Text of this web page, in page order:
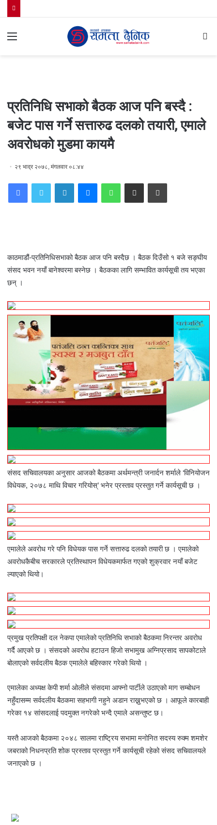
प्रतिनिधि सभाको बैठक आज पनि बस्दै :
बजेट पास गर्ने सत्तारुढ दलको तयारी, एमाले
अवरोधको मुडमा कायमै
२९ भाद्र २०७८, मंगलवार ०८:४४
काठमाडौं-प्रतिनिधिसभाको बैठक आज पनि बस्दैछ । बैठक दिउँसो १ बजे सङ्घीय
संसद भवन नयाँ बानेश्वरमा बस्नेछ । बैठकका लागि सम्भावित कार्यसूची तय भएका
छन् ।
संसद सचिवालयका अनुसार आजको बैठकमा अर्थमन्त्री जनार्दन शर्माले ‘विनियोजन
विधेयक, २०७८ माथि विचार गरियोस्’ भनेर प्रस्ताव प्रस्तुत गर्ने कार्यसूची छ ।
एमालेले अवरोध गरे पनि विधेयक पास गर्ने सत्तारुढ दलको तयारी छ । एमालेको
अवरोधकैबीच सरकारले प्रतिस्थापन विधेयकमार्फत गएको शुक्रवार नयाँ बजेट
ल्याएको थियो।
प्रमुख प्रतिपक्षी दल नेकपा एमालेको प्रतिनिधि सभाको बैठकमा निरन्तर अवरोध
गर्दै आएको छ । संसदको अवरोध हटाउन हिजो सभामुख अग्निप्रसाद सापकोटाले
बोलाएको सर्वदलीय बैठक एमालेले बहिस्कार गरेको थियो ।
एमालेका अध्यक्ष केपी शर्मा ओलीले संसदमा आफ्नो पार्टीले उठाएको माग सम्बोधन
नहुँदासम्म सर्वदलीय बैठकमा सहभागी नहुने अडान राख्नुभएको छ । आफूले कारबाही
गरेका १४ सांसदलाई पदमुक्त नगरेको भन्दै एमाले असन्तुष्ट छ।
यस्तै आजको बैठकमा २०४८ सालमा राष्ट्रिय सभामा मनोनित सदस्य रुक्म शमशेर
जबराको निधनप्रति शोक प्रस्ताव प्रस्तुत गर्ने कार्यसूची रहेको संसद सचिवालयले
जनाएको छ ।